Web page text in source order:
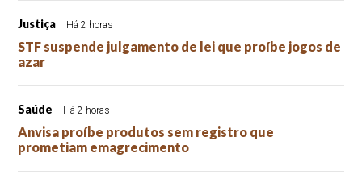
Justiça Há 2 horas
STF suspende julgamento de lei que proíbe jogos de
azar
Saúde Há 2 horas
Anvisa proíbe produtos sem registro que
prometiam emagrecimento